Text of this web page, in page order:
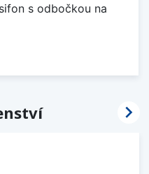
s odbočkou na
